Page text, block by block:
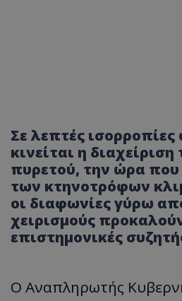
Σε λεπτές ισορροπίες
κινείται η
πυρετού, την ώρα που
των κτηνοτρόφων
οι διαφωνίες γύρω
χειρισμούς
επιστημονικές
Ο Αναπληρωτής